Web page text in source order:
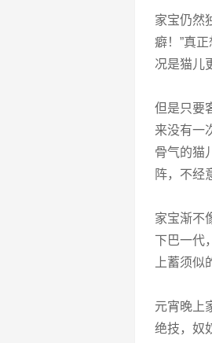
家宝仍然
癖！”真
况是猫儿
但是只要
来没有一
骨气的猫
阵，不经
家宝渐不
下巴一代
上蓄须似
元宵晚上
绝技，奴